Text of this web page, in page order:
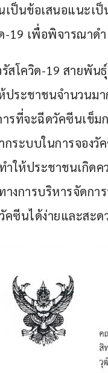
เป็นข้อเสนอแนะเ
19 เพื่อพิจารณาด
สโควิด-19 สายพั
ประชาชนจำนวนม
รที่จะฉีดวัคซีนเข็ม
ระบบในการจองวั
ให้ประชาชนเกิด
งการบริหารจัดกา
คซีนได้ง่ายและสะด